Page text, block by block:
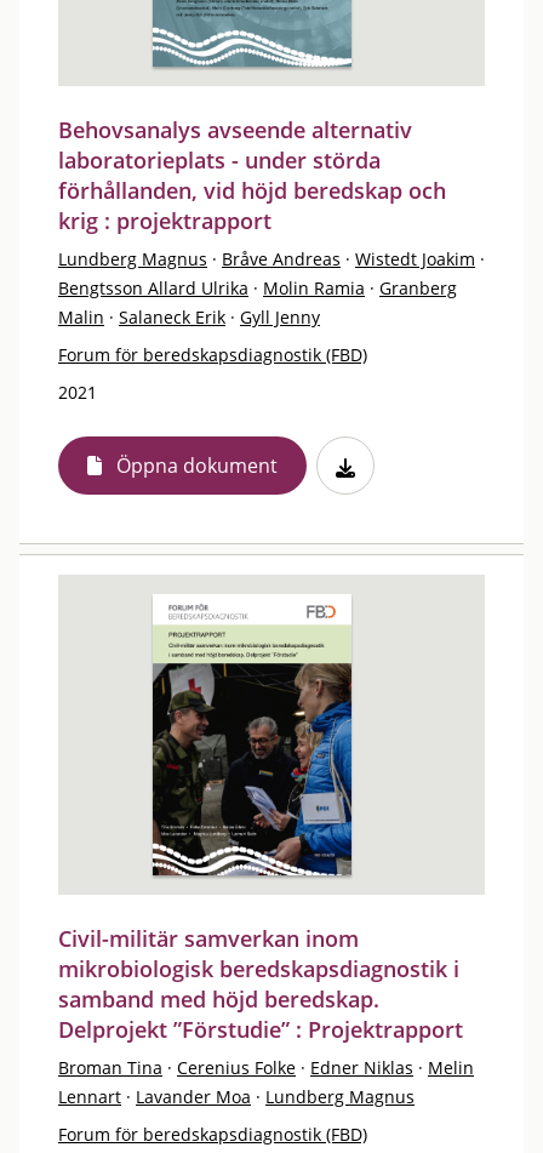
Behovsanalys avseende alternativ
laboratorieplats - under störda
förhållanden, vid höjd beredskap och
krig : projektrapport
Lundberg Magnus · Bråve Andreas · Wistedt Joakim ·
Bengtsson Allard Ulrika · Molin Ramia · Granberg
Malin · Salaneck Erik · Gyll Jenny
Forum för beredskapsdiagnostik (FBD)
2021
Öppna dokument
Civil-militär samverkan inom
mikrobiologisk beredskapsdiagnostik i
samband med höjd beredskap.
Delprojekt ”Förstudie” : Projektrapport
Broman Tina · Cerenius Folke · Edner Niklas · Melin
Lennart · Lavander Moa · Lundberg Magnus
Forum för beredskapsdiagnostik (FBD)